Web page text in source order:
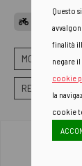
MOTORE
REVISIONE
Questo
finalità
negare
cookie
la
cookie